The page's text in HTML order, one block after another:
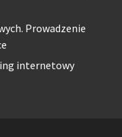
Prowadzenie
internetowy